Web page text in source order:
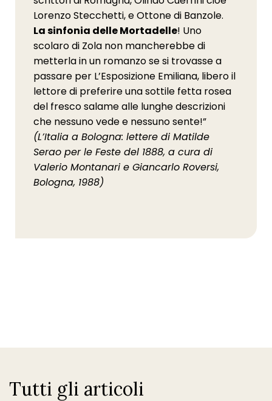
Lorenzo Stecchetti, e Ottone di Banzole.
La sinfonia delle Mortadelle! Uno
scolaro di Zola non mancherebbe di
metterla in un romanzo se si trovasse a
passare per L’Esposizione Emiliana, libero il
lettore di preferire una sottile fetta rosea
del fresco salame alle lunghe descrizioni
che nessuno vede e nessuno sente!”
(L’Italia a Bologna: lettere di Matilde
Serao per le Feste del 1888, a cura di
Valerio Montanari e Giancarlo Roversi,
Bologna, 1988)
Tutti gli articoli